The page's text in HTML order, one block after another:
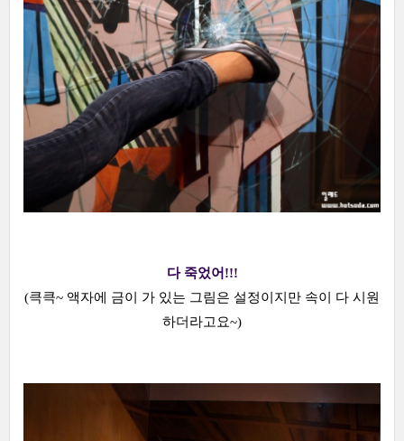
다 죽었어!!!
(큭큭~ 액자에 금이 가 있는 그림은 설정이지만 속이 다 시원
하더라고요~)